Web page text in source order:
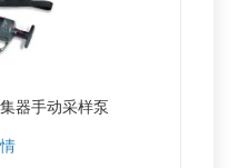
器手动采样泵